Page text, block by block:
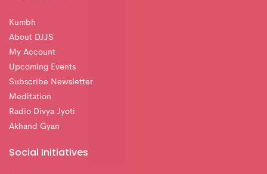
Kumbh
About DJJS
My Account
Upcoming Events
Subscribe Newsletter
Meditation
Radio Divya Jyoti
Akhand Gyan
Social Initiatives